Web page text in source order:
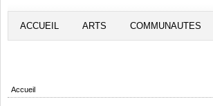
ACCUEIL ARTS COMMUNAUTES
Accueil